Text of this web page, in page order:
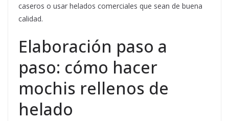
caseros o usar helados comerciales que sean de buena
calidad.
Elaboración paso a
paso: cómo hacer
mochis rellenos de
helado